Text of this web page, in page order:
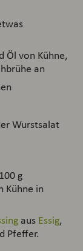
Öl von Kühne,
an
Wurstsalat
g
Kühne in
aus Essig,
Pfeffer.